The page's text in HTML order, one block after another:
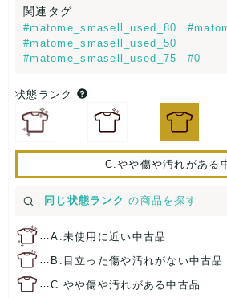
関連タグ
#matome_smasell_used_80
#matome_smasell_used_50
#matome_smasell_used_75
#0
状態ランク
C.やや傷や汚れがある
同じ状態ランク の商品を探す
…A.未使用に近い中古品
… B.目立った傷や汚れがない中古品
…C.やや傷や汚れがある中古品